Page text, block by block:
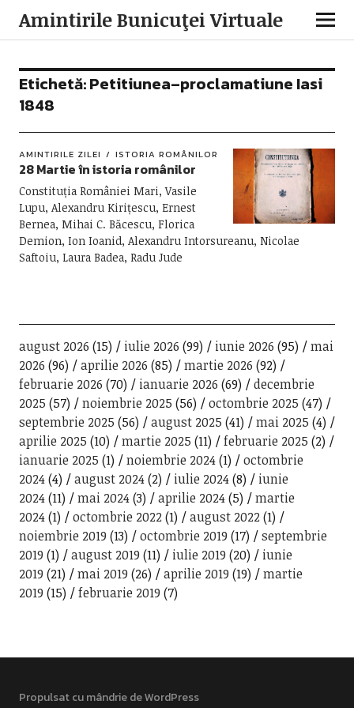
Amintirile Bunicuţei Virtuale
Etichetă:Petitiunea–proclamatiune Iasi
1848
AMINTIRILE ZILEI ISTORIA ROMÂNILOR
28 Martie în istoria românilor
Constituția României Mari, Vasile
Lupu, Alexandru Kirițescu, Ernest
Bernea, Mihai C. Băcescu, Florica
Demion, Ion Ioanid, Alexandru Intorsureanu, Nicolae
Saftoiu, Laura Badea, Radu Jude
august 2026 (15) iulie 2026 (99) iunie 2026 (95)
mai
2026 (96) aprilie 2026 (85) martie 2026 (92)
februarie 2026 (70) ianuarie 2026 (69)
decembrie
2025 (57) noiembrie 2025 (56) octombrie 2025 (47)
septembrie 2025 (56) august 2025 (41) mai 2025 (4)
aprilie 2025 (10) martie 2025 (11) februarie 2025 (2)
ianuarie 2025 (1) noiembrie 2024(1)
octombrie
2024(4) august 2024(2) iulie 2024(8)
iunie
2024(11) mai 2024(3) aprilie 2024(5)
martie
2024(1) octombrie 2022(1) august 2022(1)
noiembrie 2019 (13) octombrie 2019 (17)
septembrie
2019 (1) august 2019 (11) iulie 2019 (20)
iunie
2019 (21) mai 2019 (26) aprilie 2019 (19)
martie
2019 (15) februarie 2019 (7)
Propulsat cu mândrie de WordPress